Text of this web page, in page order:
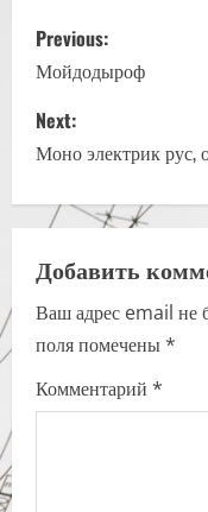
P
o
s
t
n
a
v
i
g
Previous:
Мойдодыроф
Next:
Моно электрик рус,
Добавить
Ваш адрес email не
поля помечены*
Комментарий *